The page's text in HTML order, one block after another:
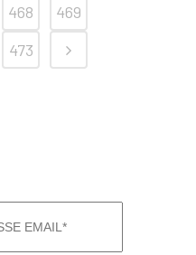
468
469
473